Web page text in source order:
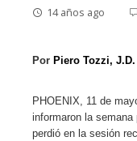
14 años ago
Por Piero Tozzi, J.D.
PHOENIX, 11 de
informaron la
perdió en la sesión